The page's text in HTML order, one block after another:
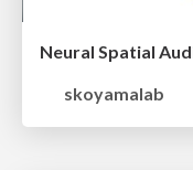
skoyamalab